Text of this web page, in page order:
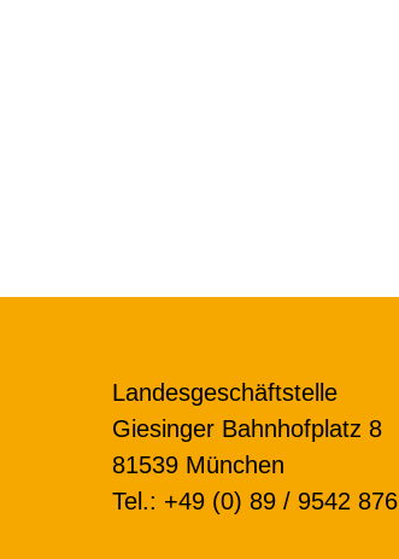
Landesgeschäftstelle
Giesinger Bahnhofplatz 8
81539 München
Tel.: +49 (0) 89 / 9542